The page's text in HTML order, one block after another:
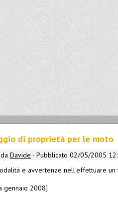
di proprietà per le moto
Davide - Pubblicato 02/05/2005
e avvertenze nell'effettuare
gennaio 2008]